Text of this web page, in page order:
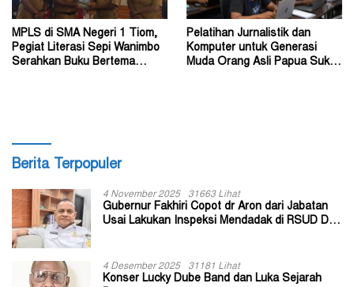
MPLS di SMA Negeri 1 Tiom,
Pegiat Literasi Sepi Wanimbo
Serahkan Buku Bertema
Pelatihan Jurnalistik dan
Komputer untuk Generasi
Muda Orang Asli Papua Suku
Berita Terpopuler
4 November 2025 31663 Lihat
Gubernur Fakhiri Copot dr Aron dari Jabatan
Usai Lakukan Inspeksi Mendadak di RSUD Dok
4 Desember 2025 31181 Lihat
Konser Lucky Dube Band dan Luka Sejarah